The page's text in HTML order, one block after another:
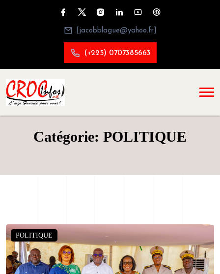
[jacobblague@yahoo.fr]
(+225) 0707385663
Catégorie: POLITIQUE
POLITIQUE